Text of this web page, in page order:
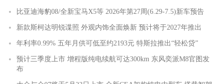
比亚迪海豹08/全新宝马X5等 2026年第27周(6.29-7.5)新车预告
新款斯柯达明锐谍照 外观内饰全面焕新 预计将于2027年推出
年利率0.99% 五年月供可低至约2193元 特斯拉推出“轻松贷”
预计三季度上市 增程版纯电续航可达300km 东风奕派M8官图发
布